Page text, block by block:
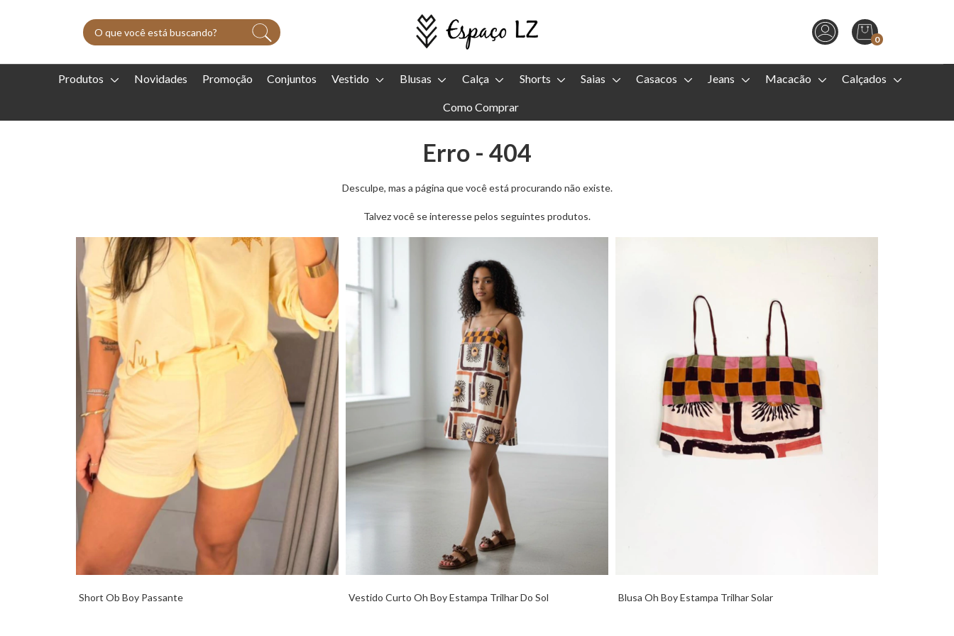
0
Produtos Novidades Promoção Conjuntos Vestido Blusas Calça Shorts Saias Casacos Jeans Macacão Calçados
Como Comprar
Erro - 404
Desculpe, mas a página que você está procurando não existe.
Talvez você se interesse pelos seguintes produtos.
Short Ob Boy Passante Vestido Curto Oh Boy Estampa Trilhar Do Sol Blusa Oh Boy Estampa Trilhar Solar